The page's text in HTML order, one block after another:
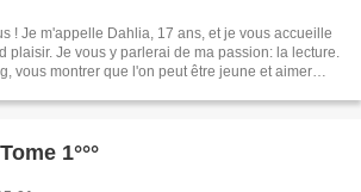
plaisir. Je vous y parlerai de ma passion: la lecture.
vous montrer que l'on peut être jeune et aimer
1°°°